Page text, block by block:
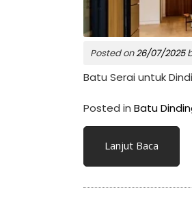
Posted on26/07/2025
Batu Serai untuk
Posted in Batu
Lanjut Baca